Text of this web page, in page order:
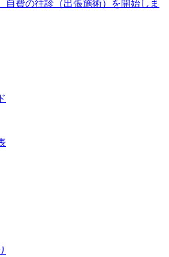
自費の往診（出張施術）を開始しま